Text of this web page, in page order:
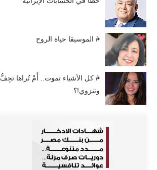
# الموسيقا حياة الروح
# كل الأشياء تموت.. أَمْ تُراها تجِفُّ
وتنزوي!؟